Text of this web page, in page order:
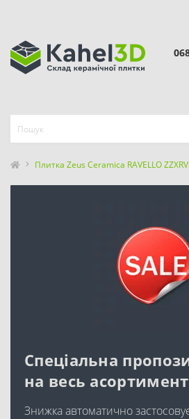
Плитка Zeus Ceramica RAVELLO
Спеціальна
на весь
Знижка автоматично